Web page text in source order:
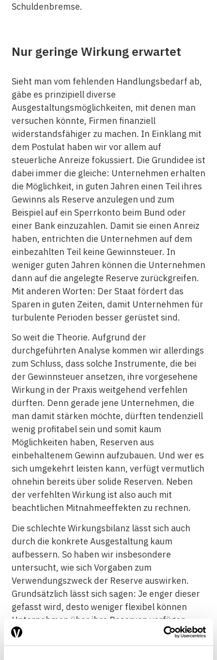
Schuldenbremse.
Nur geringe Wirkung erwartet
Sieht man vom fehlenden Handlungsbedarf ab,
gäbe es prinzipiell diverse
Ausgestaltungsmöglichkeiten, mit denen man
versuchen könnte, Firmen finanziell
widerstandsfähiger zu machen. In Einklang mit
dem Postulat haben wir vor allem auf
steuerliche Anreize fokussiert. Die Grundidee ist
dabei immer die gleiche: Unternehmen erhalten
die Möglichkeit, in guten Jahren einen Teil ihres
Gewinns als Reserve anzulegen und zum
Beispiel auf ein Sperrkonto beim Bund oder
einer Bank einzuzahlen. Damit sie einen Anreiz
haben, entrichten die Unternehmen auf dem
einbezahlten Teil keine Gewinnsteuer. In
weniger guten Jahren können die Unternehmen
dann auf die angelegte Reserve zurückgreifen.
Mit anderen Worten: Der Staat fördert das
Sparen in guten Zeiten, damit Unternehmen für
turbulente Perioden besser gerüstet sind.
So weit die Theorie. Aufgrund der
durchgeführten Analyse kommen wir allerdings
zum Schluss, dass solche Instrumente, die bei
der Gewinnsteuer ansetzen, ihre vorgesehene
Wirkung in der Praxis weitgehend verfehlen
dürften. Denn gerade jene Unternehmen, die
man damit stärken möchte, dürften tendenziell
wenig profitabel sein und somit kaum
Möglichkeiten haben, Reserven aus
einbehaltenem Gewinn aufzubauen. Und wer es
sich umgekehrt leisten kann, verfügt vermutlich
ohnehin bereits über solide Reserven. Neben
der verfehlten Wirkung ist also auch mit
beachtlichen Mitnahmeeffekten zu rechnen.
Die schlechte Wirkungsbilanz lässt sich auch
durch die konkrete Ausgestaltung kaum
aufbessern. So haben wir insbesondere
untersucht, wie sich Vorgaben zum
Verwendungszweck der Reserve auswirken.
Grundsätzlich lässt sich sagen: Je enger dieser
gefasst wird, desto weniger flexibel können
Unternehmen über ihre Reserven verfügen,
und umso weniger würden sie ein solches
Instrument nutzen wollen. Zudem stehen der